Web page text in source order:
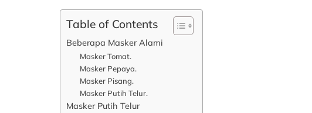
Table of Contents
Beberapa Masker Alami
Masker Tomat.
Masker Pepaya.
Masker Pisang.
Masker Putih Telur.
Masker Putih Telur